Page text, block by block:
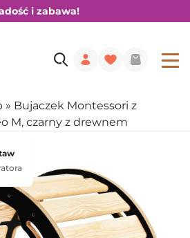
i zabawa!
» Bujaczek Montessori z
M, czarny z drewnem